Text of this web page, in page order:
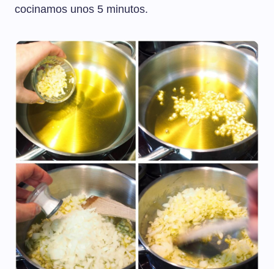
cocinamos unos 5 minutos.